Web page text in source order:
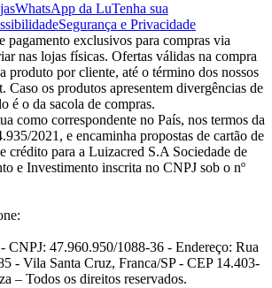
WhatsApp da LuTenha sua
Segurança e Privacidade
pagamento exclusivos para compras via
nas lojas físicas. Ofertas válidas na compra
produto por cliente, até o término dos nossos
Caso os produtos apresentem divergências de
é o da sacola de compras.
como correspondente no País, nos termos da
2021, e encaminha propostas de cartão de
crédito para a Luizacred S.A Sociedade de
e Investimento inscrita no CNPJ sob o nº
CNPJ: 47.960.950/1088-36 - Endereço: Rua
- Vila Santa Cruz, Franca/SP - CEP 14.403-
– Todos os direitos reservados.